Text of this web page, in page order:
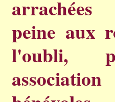
peine aux
l'oubli,